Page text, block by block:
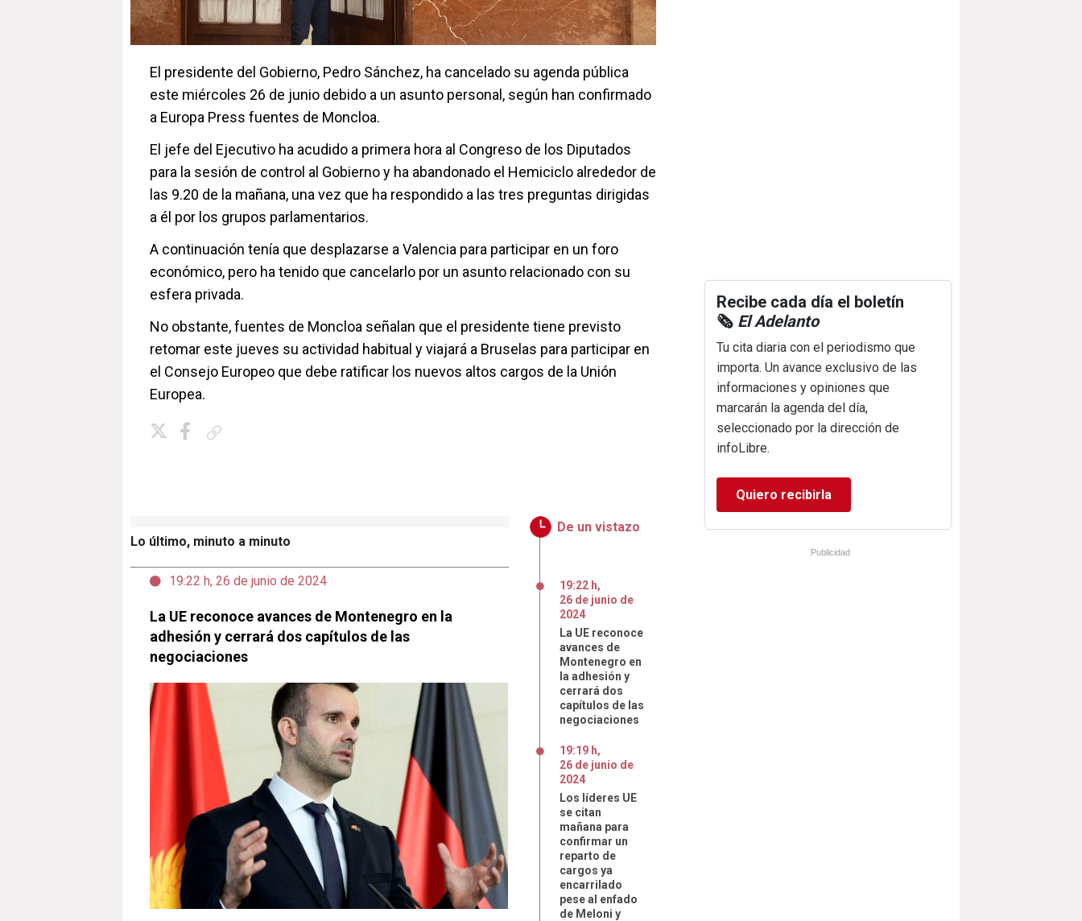
El presidente del Gobierno, Pedro Sánchez, ha cancelado su agenda pública
este miércoles 26 de junio debido a un asunto personal, según han confirmado
a Europa Press fuentes de Moncloa.
El jefe del Ejecutivo ha acudido a primera hora al Congreso de los Diputados
para la sesión de control al Gobierno y ha abandonado el Hemiciclo alrededor de
las 9.20 de la mañana, una vez que ha respondido a las tres preguntas dirigidas
a él por los grupos parlamentarios.
A continuación tenía que desplazarse a Valencia para participar en un foro
económico, pero ha tenido que cancelarlo por un asunto relacionado con su
esfera privada.
No obstante, fuentes de Moncloa señalan que el presidente tiene previsto
retomar este jueves su actividad habitual y viajará a Bruselas para participar en
el Consejo Europeo que debe ratificar los nuevos altos cargos de la Unión
Europea.
Lo último, minuto a minuto
19:22 h, 26 de junio de 2024
La UE reconoce avances de Montenegro en la
adhesión y cerrará dos capítulos de las
negociaciones
De un vistazo
19:22 h,
26 de junio de
2024
La UE reconoce
avances de
Montenegro en
la adhesión y
cerrará dos
capítulos de las
negociaciones
19:19 h,
26 de junio de
2024
Los líderes UE
se citan
mañana para
confirmar un
reparto de
cargos ya
encarrilado
pese al enfado
de Meloni y
Recibe cada día el boletín
🗞️ El Adelanto
Tu cita diaria con el periodismo que
importa. Un avance exclusivo de las
informaciones y opiniones que
marcarán la agenda del día,
seleccionado por la dirección de
infoLibre.
Quiero recibirla
Publicidad